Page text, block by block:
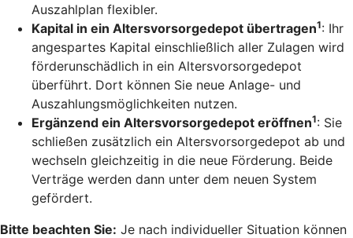
Auszahlplan flexibler.
Kapital in ein Altersvorsorgedepot übertragen1: Ihr
angespartes Kapital einschließlich aller Zulagen wird
förderunschädlich in ein Altersvorsorgedepot
überführt. Dort können Sie neue Anlage- und
Auszahlungsmöglichkeiten nutzen.
Ergänzend ein Altersvorsorgedepot eröffnen1: Sie
schließen zusätzlich ein Altersvorsorgedepot ab und
wechseln gleichzeitig in die neue Förderung. Beide
Verträge werden dann unter dem neuen System
gefördert.
Bitte beachten Sie: Je nach individueller Situation können